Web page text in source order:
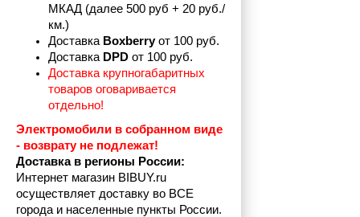
МКАД (далее 500 руб + 20 руб./
км.)
Доставка Boxberry от 100 руб.
Доставка DPD от 100 руб.
Доставка крупногабаритных
товаров оговаривается
отдельно!
Электромобили в собранном виде
- возврату не подлежат!
Доставка в регионы России:
Интернет магазин BIBUY.ru
осуществляет доставку во ВСЕ
города и населенные пункты России.